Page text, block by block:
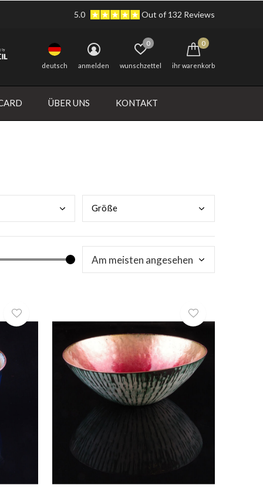
ÜBER UNS KONTAKT
deutsch anmelden wunschzettel
0
ihr warenkorb
0
5.0 Out of 132 Reviews
Größe